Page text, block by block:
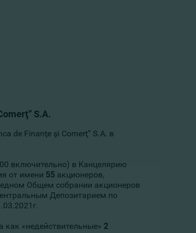
S.A.
de Finanţe şi Comerţ” S.A. в
включительно) в Канцелярию
от имени 55 акционеров,
Общем собрании акционеров
Депозитарием по
как «недействительные» 2